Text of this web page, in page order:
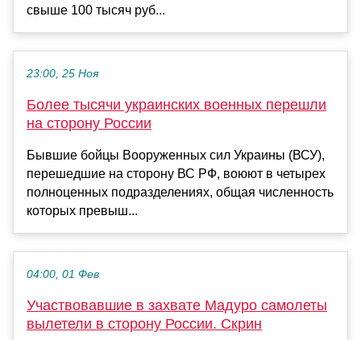
свыше 100 тысяч руб...
23:00, 25 Ноя
Более тысячи украинских военных перешли
на сторону России
Бывшие бойцы Вооруженных сил Украины (ВСУ),
перешедшие на сторону ВС РФ, воюют в четырех
полноценных подразделениях, общая численность
которых превыш...
04:00, 01 Фев
Участвовавшие в захвате Мадуро самолеты
вылетели в сторону России. Скрин